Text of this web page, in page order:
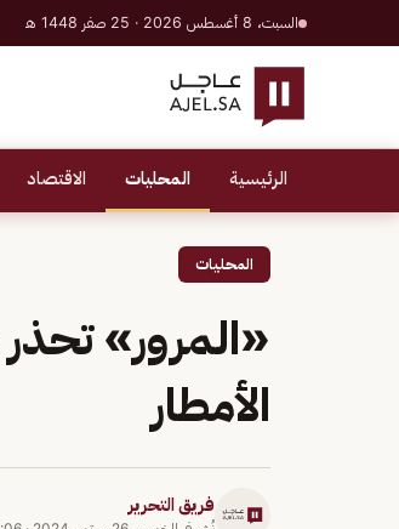
السبت، 8 أغسطس 2026 · 25 صفر 1448 هـ
الرئيسية المحليات الاقتصاد
المحليات
«المرور»
الأمطار
فريق التحرير